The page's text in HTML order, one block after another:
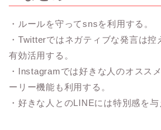
・ルールを守ってsnsを利用する。
・Twitterではネガティブな発言は
有効活用する。
・Instagramでは好きな人のオスス
ーリー機能も利用する。
・好きな人とのLINEには特別感を与